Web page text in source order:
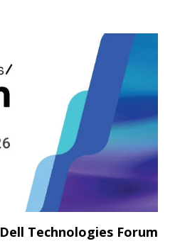
Dell Technologies Forum